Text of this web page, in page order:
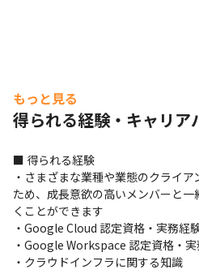
もっと見る
得られる経験・キャリア
■ 得られる経験
・さまざまな業種や業態のクライ
ため、成長意欲の高いメンバーと
くことができます
・Google Cloud 認定資格・実務経
・Google Workspace 認定資格・
・クラウドインフラに関する知識